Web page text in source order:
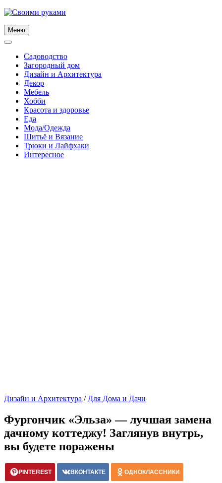
Skip
content
Меню
Садоводство
Загородный дом
Дизайн и Архитектура
Декор
Мебель
Хобби
Красота и здоровье
Еда
Мода/Одежда
Шитьё и Вязание
Трюки и Лайфхаки
Интересное
Дизайн и Архитектура / Для Дома и Дачи
Фургончик «Эльза» — лучшая замена
дачному коттеджу! Заглянув внутрь,
вы будете поражены
PINTEREST ВКОНТАКТЕ ОДНОКЛАССНИКИ